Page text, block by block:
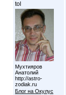
tol
Мухтияров
Анатолий
http://astro-
zodiak.ru
Блог на Окулус